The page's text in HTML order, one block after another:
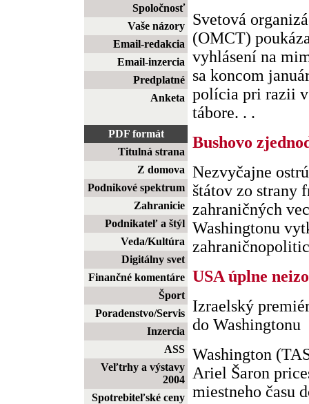
Spoločnosť
Vaše názory
Email-redakcia
Email-inzercia
Predplatné
Anketa
PDF formát
Titulná strana
Z domova
Podnikové spektrum
Zahranicie
Podnikateľ a štýl
Veda/Kultúra
Digitálny svet
Finančné komentáre
Šport
Poradenstvo/Servis
Inzercia
ASS
Veľtrhy a výstavy
2004
Spotrebiteľské ceny
Svetová
(OMCT)
vyhlásení na
sa koncom
polícia pri razii
tábore. . .
Bushovo
Nezvyčajne
štátov zo strany
zahraničných
Washingtonu
USA úplne
Izraelský
do Washingtonu
Washington
Ariel Šaron
miestneho času